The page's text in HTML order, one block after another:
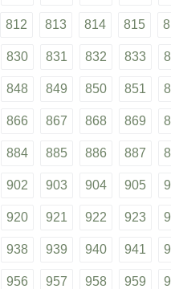
812 813 814 815
830 831 832 833
848 849 850 851
866 867 868 869
884 885 886 887
902 903 904 905
920 921 922 923
938 939 940 941
956 957 958 959